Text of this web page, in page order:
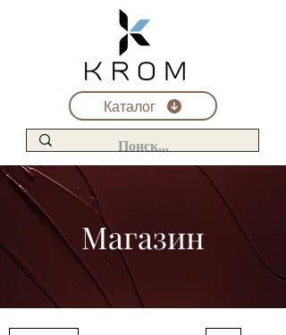
Каталог
Магазин